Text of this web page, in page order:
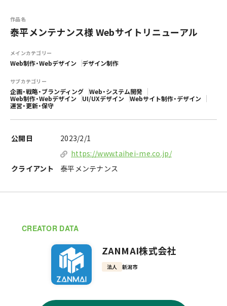
作品名
泰平メンテナンス様 Webサイトリニューアル
メインカテゴリー
Web制作・Webデザイン デザイン制作
サブカテゴリー
企画・戦略・ブランディング
Web・システム開発
Web制作・Webデザイン
UI/UXデザイン
Webサイト制作・デザイン
運営・更新・保守
公開日
2023/2/1
https://www.taihei-me.co.jp/
クライアント
泰平メンテナンス
CREATOR DATA
ZANMAI株式会社
法人 新潟市